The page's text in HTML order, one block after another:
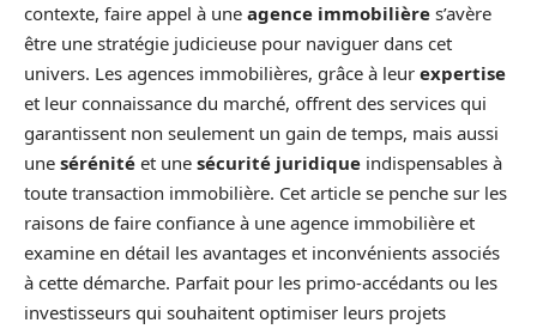
contexte, faire appel à une agence immobilière s’avère
être une stratégie judicieuse pour naviguer dans cet
univers. Les agences immobilières, grâce à leur expertise
et leur connaissance du marché, offrent des services qui
garantissent non seulement un gain de temps, mais aussi
une sérénité et une sécurité juridique indispensables à
toute transaction immobilière. Cet article se penche sur les
raisons de faire confiance à une agence immobilière et
examine en détail les avantages et inconvénients associés
à cette démarche. Parfait pour les primo-accédants ou les
investisseurs qui souhaitent optimiser leurs projets